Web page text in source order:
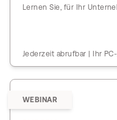
Lernen Sie, für Ihr
Jederzeit abrufbar | Ihr
WEBINAR